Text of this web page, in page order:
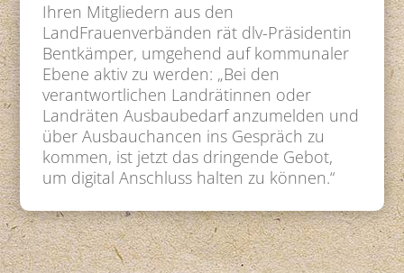
Ihren Mitgliedern aus den
LandFrauenverbänden rät dlv-Präsidentin
Bentkämper, umgehend auf kommunaler
Ebene aktiv zu werden: „Bei den
verantwortlichen Landrätinnen oder
Landräten Ausbaubedarf anzumelden und
über Ausbauchancen ins Gespräch zu
kommen, ist jetzt das dringende Gebot,
um digital Anschluss halten zu können.“